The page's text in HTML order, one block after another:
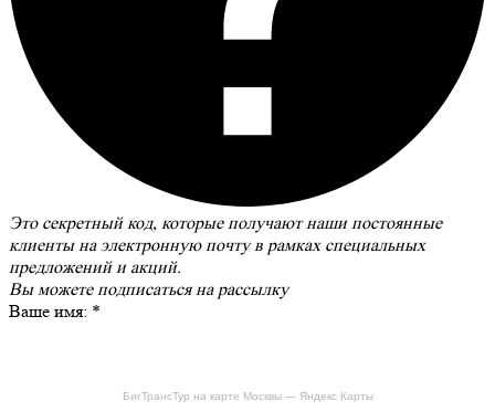
БигТрансТур на карте Москвы — Яндекс Карты
Это секретный код, которые получают наши постоянные
клиенты на электронную почту в рамках специальных
предложений и акций.
Вы можетеподписаться на рассылку
Ваше имя: *